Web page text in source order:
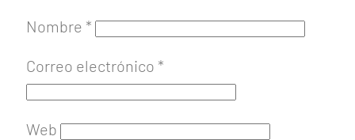
Nombre *
Correo electrónico *
Web